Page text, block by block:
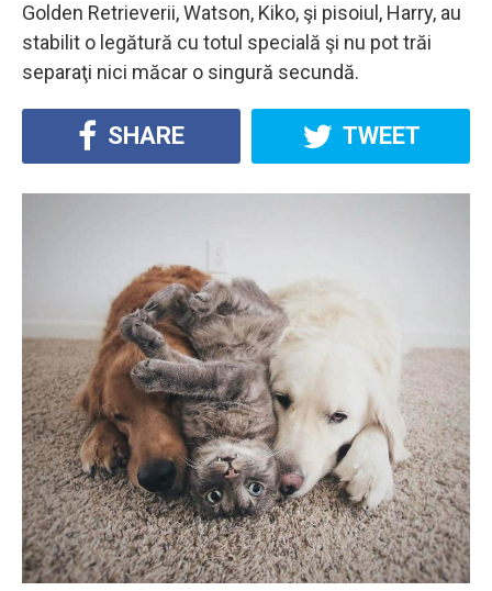
Golden Retrieverii, Watson, Kiko, şi pisoiul, Harry, au
stabilit o legătură cu totul specială şi nu pot trăi
separaţi nici măcar o singură secundă.
SHARE TWEET